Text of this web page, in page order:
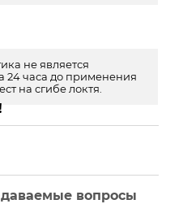
не является
24 часа до применения
на сгибе локтя.
вопросы